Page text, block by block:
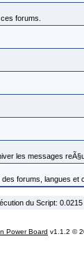
forums.
les messages
forums, langues et
du Script:
Power Board v1.1.2 ©